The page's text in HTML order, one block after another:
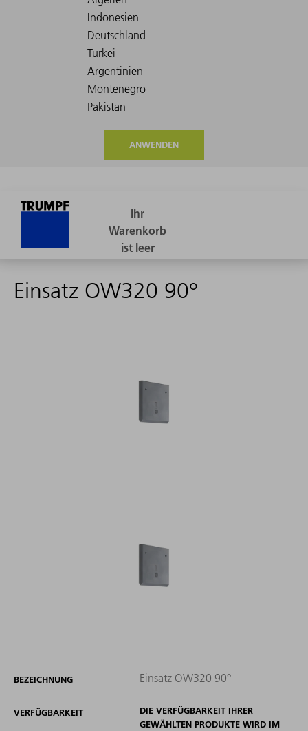
ANWENDEN
Einsatz OW320 90°
BEZEICHNUNG Einsatz OW320 90°
VERFÜGBARKEIT
DIE VERFÜGBARKEIT IHRER
GEWÄHLTEN PRODUKTE WIRD IM